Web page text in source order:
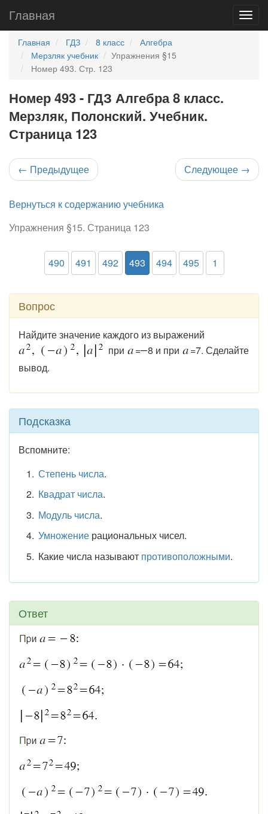
Главная
Главная ГДЗ 8 класс
Алгебра
Мерзляк учебник
Упражнения §15
Номер 493. Стр. 123
Номер 493 - ГДЗ Алгебра 8 класс.
Мерзляк, Полонский. Учебник.
Страница 123
← Предыдущее Следующее →
Вернуться к содержанию учебника
Упражнения §15. Страница 123
490 491 492 493 494 495 1
Вопрос
Найдите значение каждого из выражений
при
= 8 и при
=7. Сделайте
вывод.
Подсказка
Вспомните:
Степень числа.
Квадрат числа.
Модуль числа.
Умножениерациональных чисел.
Какие числа называют противоположными.
Ответ